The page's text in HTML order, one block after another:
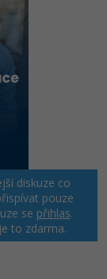
diskuze co
pouze
se přihlas.
to zdarma.